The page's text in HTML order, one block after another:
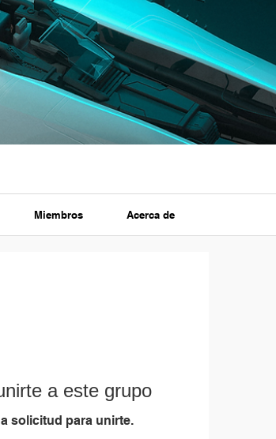
Miembros Acerca de
a este grupo
solicitud para unirte.